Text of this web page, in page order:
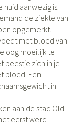
aanwezig is.
de ziekte van
opgemerkt.
met bloed van
oog moeilijk te
beestje zich in je
bloed. Een
in
aan de stad Old
eerst werd